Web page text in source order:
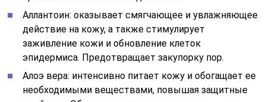
Аллантоин: оказывает смягчающее и увлажняющее
действие на кожу, а также стимулирует
заживление кожи и обновление клеток
эпидермиса. Предотвращает закупорку пор.
Алоэ вера: интенсивно питает кожу и обогащает ее
необходимыми веществами, повышая защитные